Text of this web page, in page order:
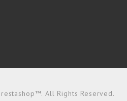
All Rights Reserved.